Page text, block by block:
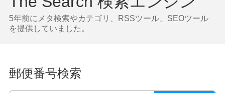
5年前にメタ検索やカテゴリ、RSSツール、SEOツール
を提供していました。
郵便番号検索